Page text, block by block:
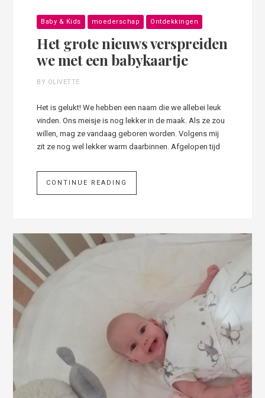
Baby & Kids moederschap Ontdekkingen
Het grote nieuws verspreiden
we met een babykaartje
BY OLIVETTE
Het is gelukt! We hebben een naam die we allebei leuk
vinden. Ons meisje is nog lekker in de maak. Als ze zou
willen, mag ze vandaag geboren worden. Volgens mij
zit ze nog wel lekker warm daarbinnen. Afgelopen tijd
CONTINUE READING